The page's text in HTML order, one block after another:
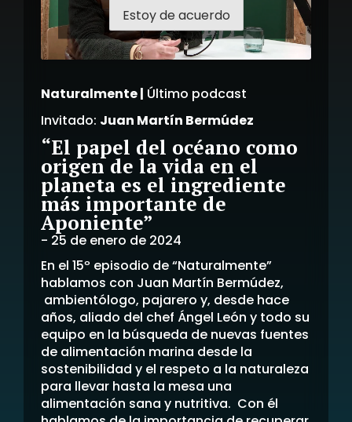
Estoy de acuerdo
Naturalmente | Último podcast
Invitado: Juan Martín Bermúdez
“El papel del océano como
origen de la vida en el
planeta es el ingrediente
más importante de
Aponiente”
- 25 de enero de 2024
En el 15º episodio de “Naturalmente”
hablamos con Juan Martín Bermúdez,
ambientólogo, pajarero y, desde hace
años, aliado del chef Ángel León y todo su
equipo en la búsqueda de nuevas fuentes
de alimentación marina desde la
sostenibilidad y el respeto a la naturaleza
para llevar hasta la mesa una
alimentación sana y nutritiva. Con él